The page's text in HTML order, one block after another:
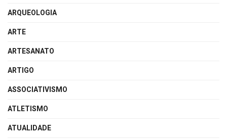
ARQUEOLOGIA
ARTE
ARTESANATO
ARTIGO
ASSOCIATIVISMO
ATLETISMO
ATUALIDADE